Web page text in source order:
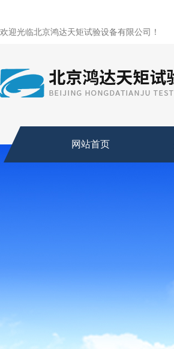
欢迎光临北京鸿达天矩试验设备有限公司！
网站首页